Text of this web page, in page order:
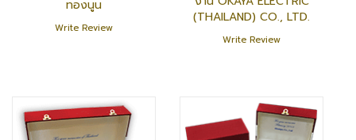
ทองนูน
Write Review
(THAILAND) CO., LTD.
Write Review